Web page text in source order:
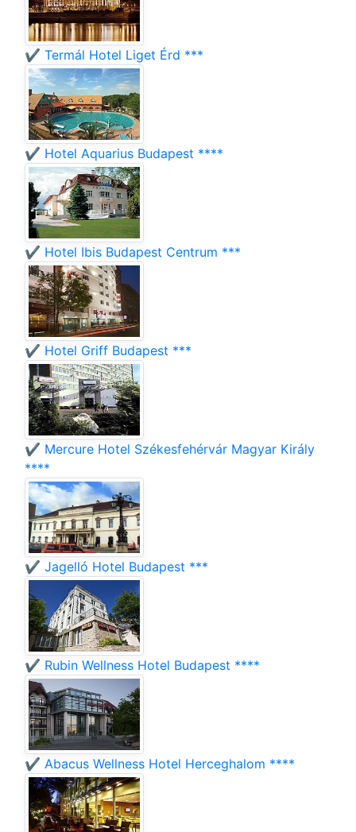
✔️ Termál Hotel Liget Érd ***
✔️ Hotel Aquarius Budapest ****
✔️ Hotel Ibis Budapest Centrum ***
✔️ Hotel Griff Budapest ***
✔️ Mercure Hotel Székesfehérvár Magyar Király
****
✔️ Jagelló Hotel Budapest ***
✔️ Rubin Wellness Hotel Budapest ****
✔️ Abacus Wellness Hotel Herceghalom ****